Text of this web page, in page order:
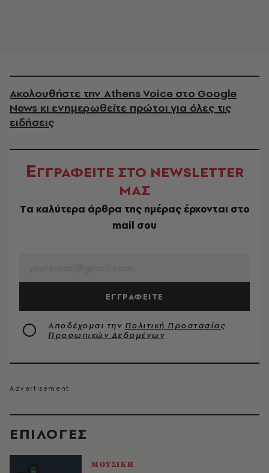
EΠΙΛΟΓΈΣ
ΜΟΥΣΙΚΗ
Ακολουθήστε την Athens Voice στο Google
News κι ενημερωθείτε πρώτοι για όλες τις
ειδήσεις
ΕΓΓΡΑΦΕΙΤΕ ΣΤΟ NEWSLETTER
ΜΑΣ
Tα καλύτερα άρθρα της ημέρας έρχονται στο
mail σου
ΕΓΓΡΑΦΕΙΤΕ
Αποδέχομαι την Πολιτική Προστασίας
Προσωπικών Δεδομένων